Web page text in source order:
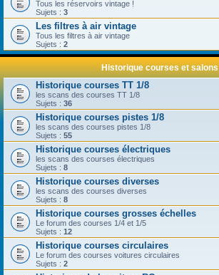
Tous les réservoirs vintage !
Sujets : 3
Les filtres à air vintage
Tous les filtres à air vintage
Sujets : 2
Historique courses et salons
Historique courses TT 1/8
les scans des courses TT 1/8
Sujets : 36
Historique courses pistes 1/8
les scans des courses pistes 1/8
Sujets : 55
Historique courses électriques
les scans des courses électriques
Sujets : 8
Historique courses diverses
les scans des courses diverses
Sujets : 8
Historique courses grosses échelles
Le forum des courses 1/4 et 1/5
Sujets : 12
Historique courses circulaires
Le forum des courses voitures circulaires
Sujets : 2